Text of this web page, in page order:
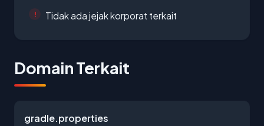
Tidak ada jejak korporat terkait
Domain Terkait
gradle.properties